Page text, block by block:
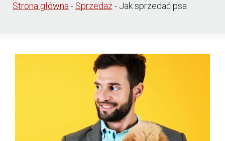
Strona główna- Sprzedaż- Jak sprzedać psa